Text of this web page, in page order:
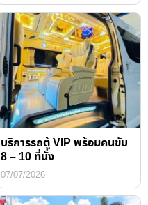
บริการรถตู้ VIP พร้อมคนขับ
8 – 10 ที่นั่ง
07/07/2026